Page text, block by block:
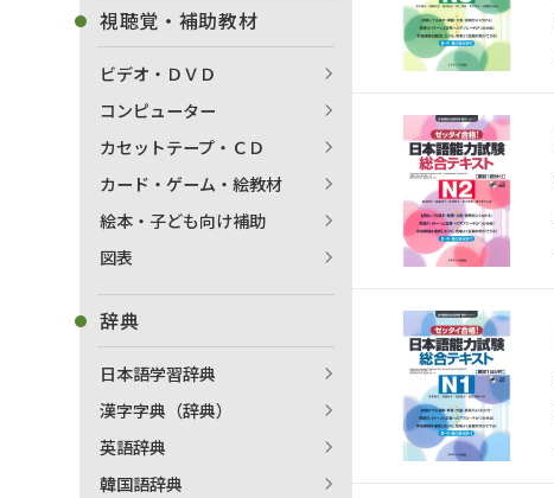
視聴覚・補助教材
ビデオ・ＤＶＤ
コンピューター
カセットテープ・ＣＤ
カード・ゲーム・絵教材
絵本・子ども向け補助
図表
辞典
日本語学習辞典
漢字字典（辞典）
英語辞典
韓国語辞典